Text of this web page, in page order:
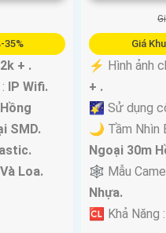
35%
+ .
IP Wifi.
Hồng
SMD.
Loa.
Giá
️⚡ Hình ảnh
+ .
🌠 Sử dụng
🌙 Tầm Nhìn
Ngoại 30m
🕸️ Mẫu
Nhựa.
️🆑 Khả Năng :